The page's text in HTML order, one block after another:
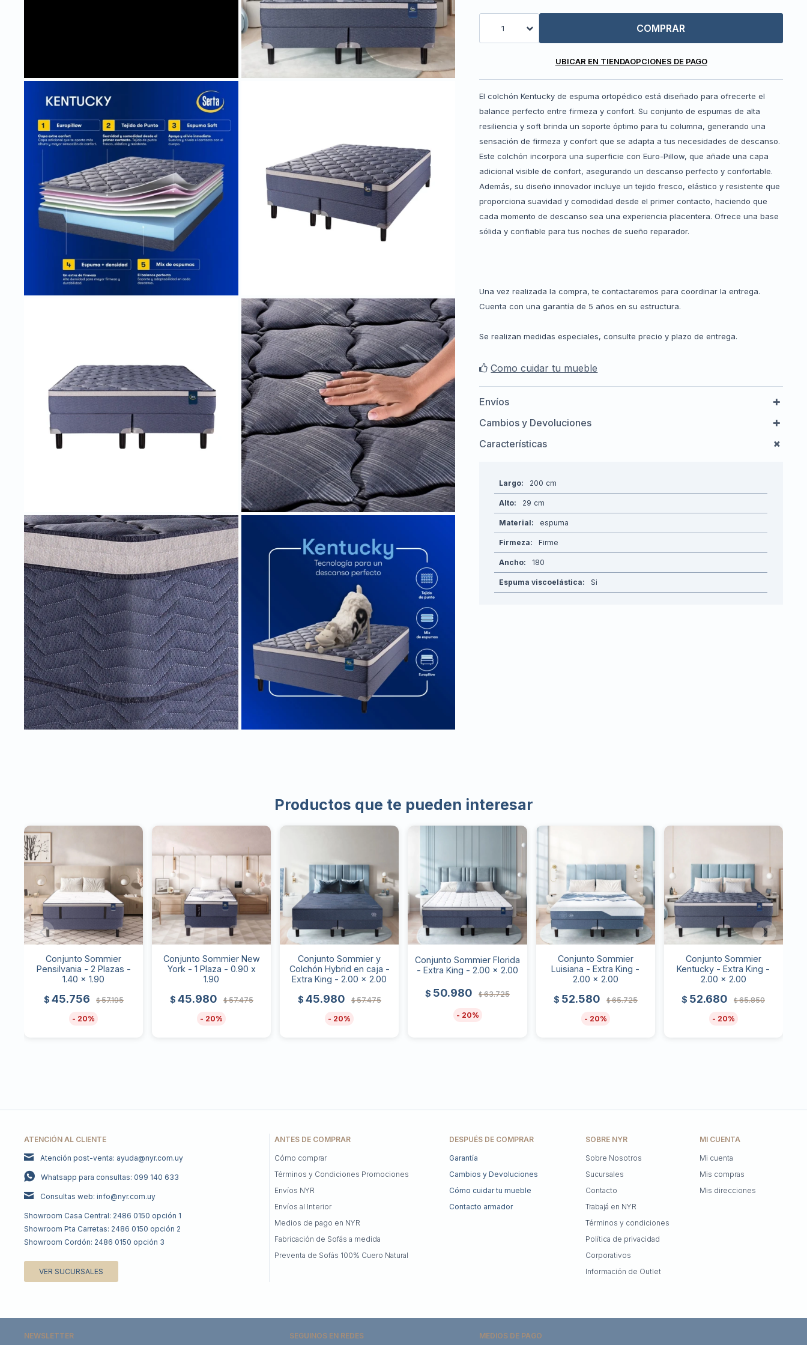
1 COMPRAR
UBICAR EN TIENDAOPCIONES DE PAGO
El colchón Kentucky de espuma ortopédico está diseñado para ofrecerte el
balance perfecto entre firmeza y confort. Su conjunto de espumas de alta
resiliencia y soft brinda un soporte óptimo para tu columna, generando una
sensación de firmeza y confort que se adapta a tus necesidades de descanso.
Este colchón incorpora una superficie con Euro-Pillow, que añade una capa
adicional visible de confort, asegurando un descanso perfecto y confortable.
Además, su diseño innovador incluye un tejido fresco, elástico y resistente que
proporciona suavidad y comodidad desde el primer contacto, haciendo que
cada momento de descanso sea una experiencia placentera. Ofrece una base
sólida y confiable para tus noches de sueño reparador.
Una vez realizada la compra, te contactaremos para coordinar la entrega.
Cuenta con una garantía de 5 años en su estructura.
Se realizan medidas especiales, consulte precio y plazo de entrega.
Como cuidar tu mueble
Envíos
Cambios y Devoluciones
Características
Largo 200
Alto 29
Material espuma
Firmeza Firme
Ancho 180
Espuma viscoelástica Si
Productos que te pueden interesar
Conjunto Sommier
Pensilvania - 2 Plazas -
1.40 x 1.90
$ 45.756 $ 57.195
20
Conjunto Sommier New
York - 1 Plaza - 0.90 x
1.90
$ 45.980 $ 57.475
20
Conjunto Sommier y
Colchón Hybrid en caja -
Extra King - 2.00 x 2.00
$ 45.980 $ 57.475
20
Conjunto Sommier Florida
- Extra King - 2.00 x 2.00
$ 50.980 $ 63.725
20
Conjunto Sommier
Luisiana - Extra King -
2.00 x 2.00
$ 52.580 $ 65.725
20
Conjunto Sommier
Kentucky - Extra King -
2.00 x 2.00
$ 52.680 $ 65.850
20
ATENCIÓN AL CLIENTE
Atención post-venta: ayuda@nyr.com.uy
Whatsapp para consultas: 099 140 633
Consultas web: info@nyr.com.uy
Showroom Casa Central: 2486 0150 opción 1
Showroom Pta Carretas: 2486 0150 opción 2
Showroom Cordón: 2486 0150 opción 3
VER SUCURSALES
DESPUÉS DE COMPRAR
Garantía
Cambios y Devoluciones
Cómo cuidar tu mueble
Contacto armador
SOBRE NYR
Sobre Nosotros
Sucursales
Contacto
Trabajá en NYR
Términos y condiciones
Política de privacidad
Corporativos
Información de Outlet
ANTES DE COMPRAR
Cómo comprar
Términos y Condiciones Promociones
Envíos NYR
Envíos al Interior
Medios de pago en NYR
Fabricación de Sofás a medida
Preventa de Sofás 100% Cuero Natural
MI CUENTA
Mi cuenta
Mis compras
Mis direcciones
NEWSLETTER SEGUINOS EN REDES MEDIOS DE PAGO